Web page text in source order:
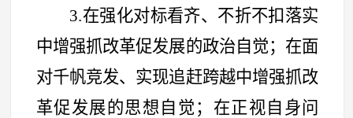
3.在强化对标看齐、不折不扣落实
中增强抓改革促发展的政治自觉；在面
对千帆竞发、实现追赶跨越中增强抓改
革促发展的思想自觉；在正视自身问